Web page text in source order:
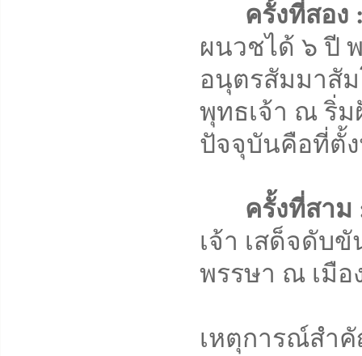
ครั้งที่สอง
ผนวชได้ ๖ ปี
อนุตรสัมมาสั
พุทธเจ้า ณ ริ่ม
ปัจจุบันคือที่ตั้
ครั้งที่สาม
เจ้า เสด็จดับ
พรรษา ณ เมือ
เหตุการณ์สำ